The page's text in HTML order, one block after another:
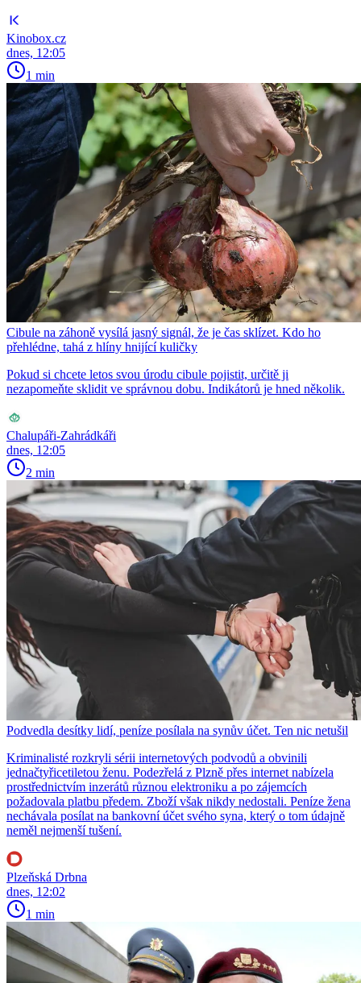
Kinobox.cz
dnes, 12:05
1 min
Cibule na záhoně vysílá jasný signál, že je čas sklízet. Kdo ho
přehlédne, tahá z hlíny hnijící kuličky
Pokud si chcete letos svou úrodu cibule pojistit, určitě ji
nezapomeňte sklidit ve správnou dobu. Indikátorů je hned několik.
Chalupáři-Zahrádkáři
dnes, 12:05
2 min
Podvedla desítky lidí, peníze posílala na synův účet. Ten nic netušil
Kriminalisté rozkryli sérii internetových podvodů a obvinili
jednačtyřicetiletou ženu. Podezřelá z Plzně přes internet nabízela
prostřednictvím inzerátů různou elektroniku a po zájemcích
požadovala platbu předem. Zboží však nikdy nedostali. Peníze žena
nechávala posílat na bankovní účet svého syna, který o tom údajně
neměl nejmenší tušení.
Plzeňská Drbna
dnes, 12:02
1 min